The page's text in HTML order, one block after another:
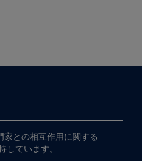
との​相互作用に​関する​
しています。